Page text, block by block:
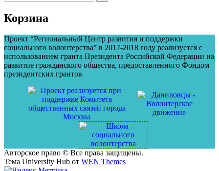
записям
по:
Корзина
Проект “Региональный Центр развития и поддержки
социального волонтерства” в 2017-2018 году реализуется с
использованием гранта Президента Российской Федерации на
развитие гражданского общества, предоставленного Фондом
президентских грантов
Авторское право © Все права защищены.
Тема University Hub от WEN Themes